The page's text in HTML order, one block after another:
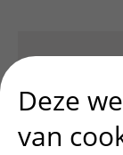
Ja
Deze
van